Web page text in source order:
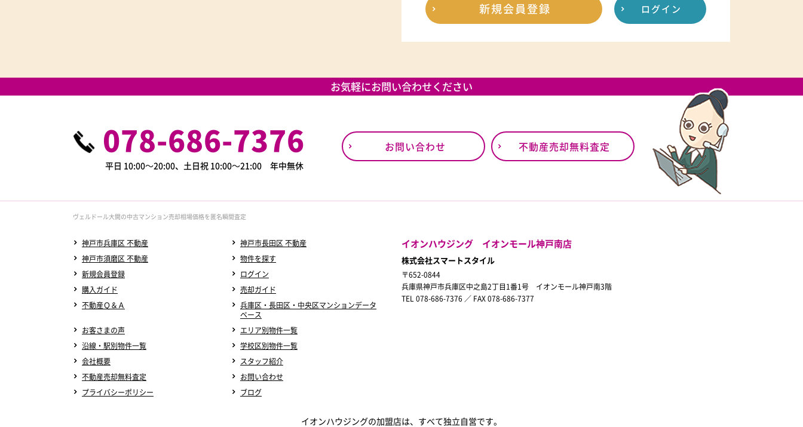
新規会員登録 ログイン
お気軽にお問い合わせください
078-686-7376
平日 10:00～20:00、土日祝 10:00～21:00 年中無休
お問い合わせ 不動産売却無料査定
ヴェルドール大開の中古マンション売却相場価格を匿名瞬間査定
神戸市兵庫区 不動産
神戸市長田区 不動産
神戸市須磨区 不動産
物件を探す
新規会員登録
ログイン
購入ガイド
売却ガイド
不動産Ｑ＆Ａ
兵庫区・長田区・中央区マンションデータ
ベース
お客さまの声
エリア別物件一覧
沿線・駅別物件一覧
学校区別物件一覧
会社概要
スタッフ紹介
不動産売却無料査定
お問い合わせ
プライバシーポリシー
ブログ
イオンハウジング イオンモール神戸南店
株式会社スマートスタイル
〒652-0844
兵庫県神戸市兵庫区中之島2丁目1番1号 イオンモール神戸南3階
TEL 078-686-7376 ／ FAX 078-686-7377
イオンハウジングの加盟店は、すべて独立自営です。